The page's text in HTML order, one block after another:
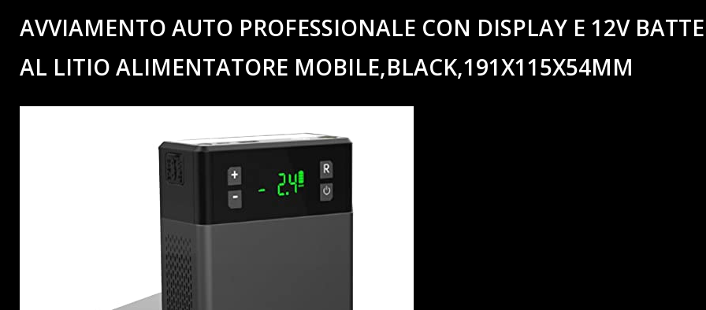
AVVIAMENTO AUTO PROFESSIONALE CON DISPLAY E 12V
AL LITIO ALIMENTATORE MOBILE,BLACK,191X115X54MM